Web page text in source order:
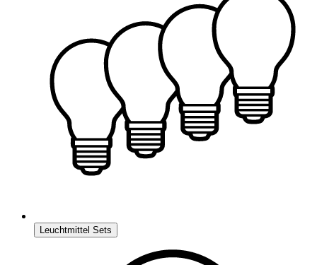
Leuchtmittel Sets